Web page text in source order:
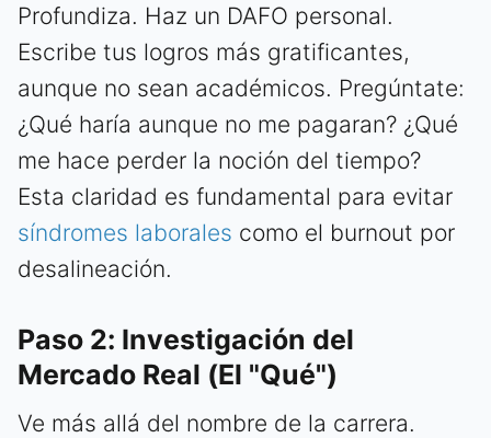
Profundiza. Haz un DAFO personal.
Escribe tus logros más gratificantes,
aunque no sean académicos. Pregúntate:
¿Qué haría aunque no me pagaran? ¿Qué
me hace perder la noción del tiempo?
Esta claridad es fundamental para evitar
síndromes laborales como el burnout por
desalineación.
Paso 2: Investigación del
Mercado Real (El "Qué")
Ve más allá del nombre de la carrera.